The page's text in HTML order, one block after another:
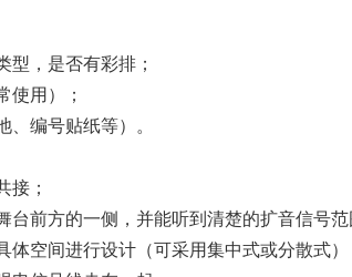
，是否有彩排；
使用）；
编号贴纸等）。
接；
前方的一侧，并能听到清楚的扩音信号范
空间进行设计（可采用集中式或分散式）